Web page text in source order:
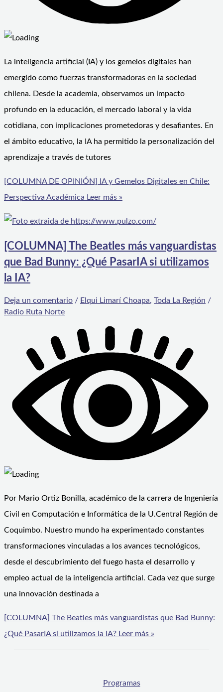
La inteligencia artificial (IA) y los gemelos digitales han
emergido como fuerzas transformadoras en la sociedad
chilena. Desde la academia, observamos un impacto
profundo en la educación, el mercado laboral y la vida
cotidiana, con implicaciones prometedoras y desafiantes. En
el ámbito educativo, la IA ha permitido la personalización del
aprendizaje a través de tutores
[COLUMNA DE OPINIÓN] IA y Gemelos Digitales en Chile:
Perspectiva Académica Leer más »
[COLUMNA] The Beatles más vanguardistas
que Bad Bunny: ¿Qué PasarIA si utilizamos
la IA?
Deja un comentario / Elqui Limarí Choapa, Toda La Región /
Radio Ruta Norte
Por Mario Ortiz Bonilla, académico de la carrera de Ingeniería
Civil en Computación e Informática de la U.Central Región de
Coquimbo. Nuestro mundo ha experimentado constantes
transformaciones vinculadas a los avances tecnológicos,
desde el descubrimiento del fuego hasta el desarrollo y
empleo actual de la inteligencia artificial. Cada vez que surge
una innovación destinada a
[COLUMNA] The Beatles más vanguardistas que Bad Bunny:
¿Qué PasarIA si utilizamos la IA? Leer más »
Programas